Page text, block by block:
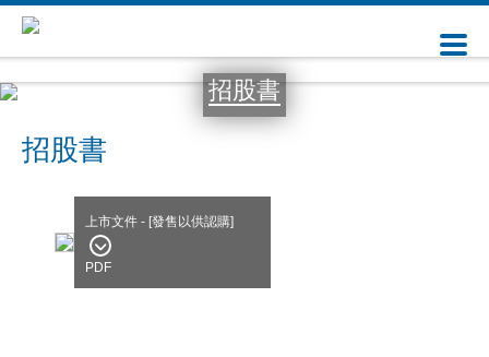
招股書
招股書
上市文件 - [發售以供認購]
PDF